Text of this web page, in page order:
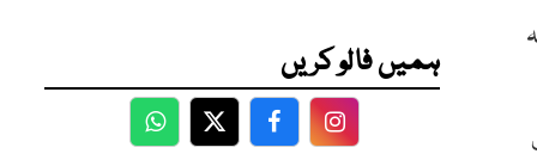
ہمیں فالو کریں
WhatsApp
TwitterFacebookFacebook